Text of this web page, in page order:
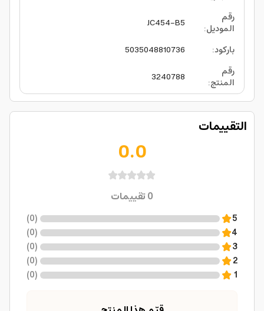
رقم
الموديل:
JC454-B5
باركود:
5035048810736
رقم
المنتج:
3240788
التقييمات
0.0
0تقييمات
5
(
0
)
4
(
0
)
3
(
0
)
2
(
0
)
1
(
0
)